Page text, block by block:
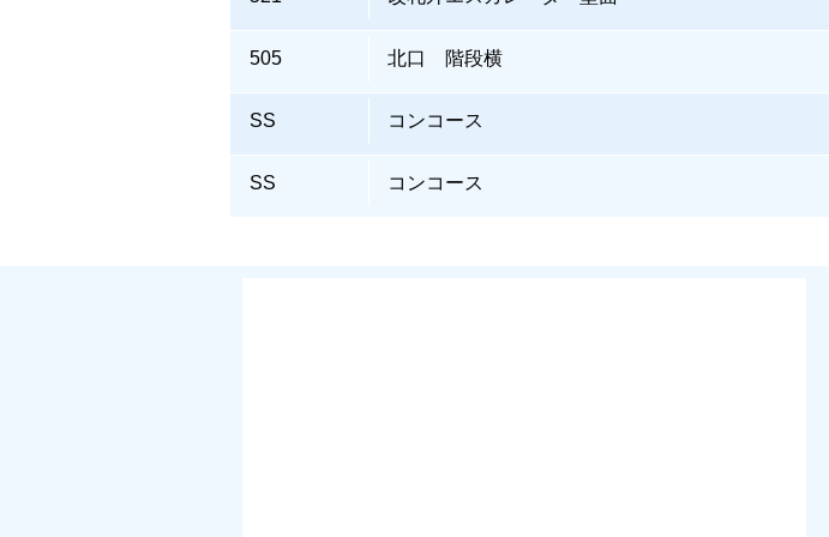
505 北口 階段横
SS コンコース
SS コンコース